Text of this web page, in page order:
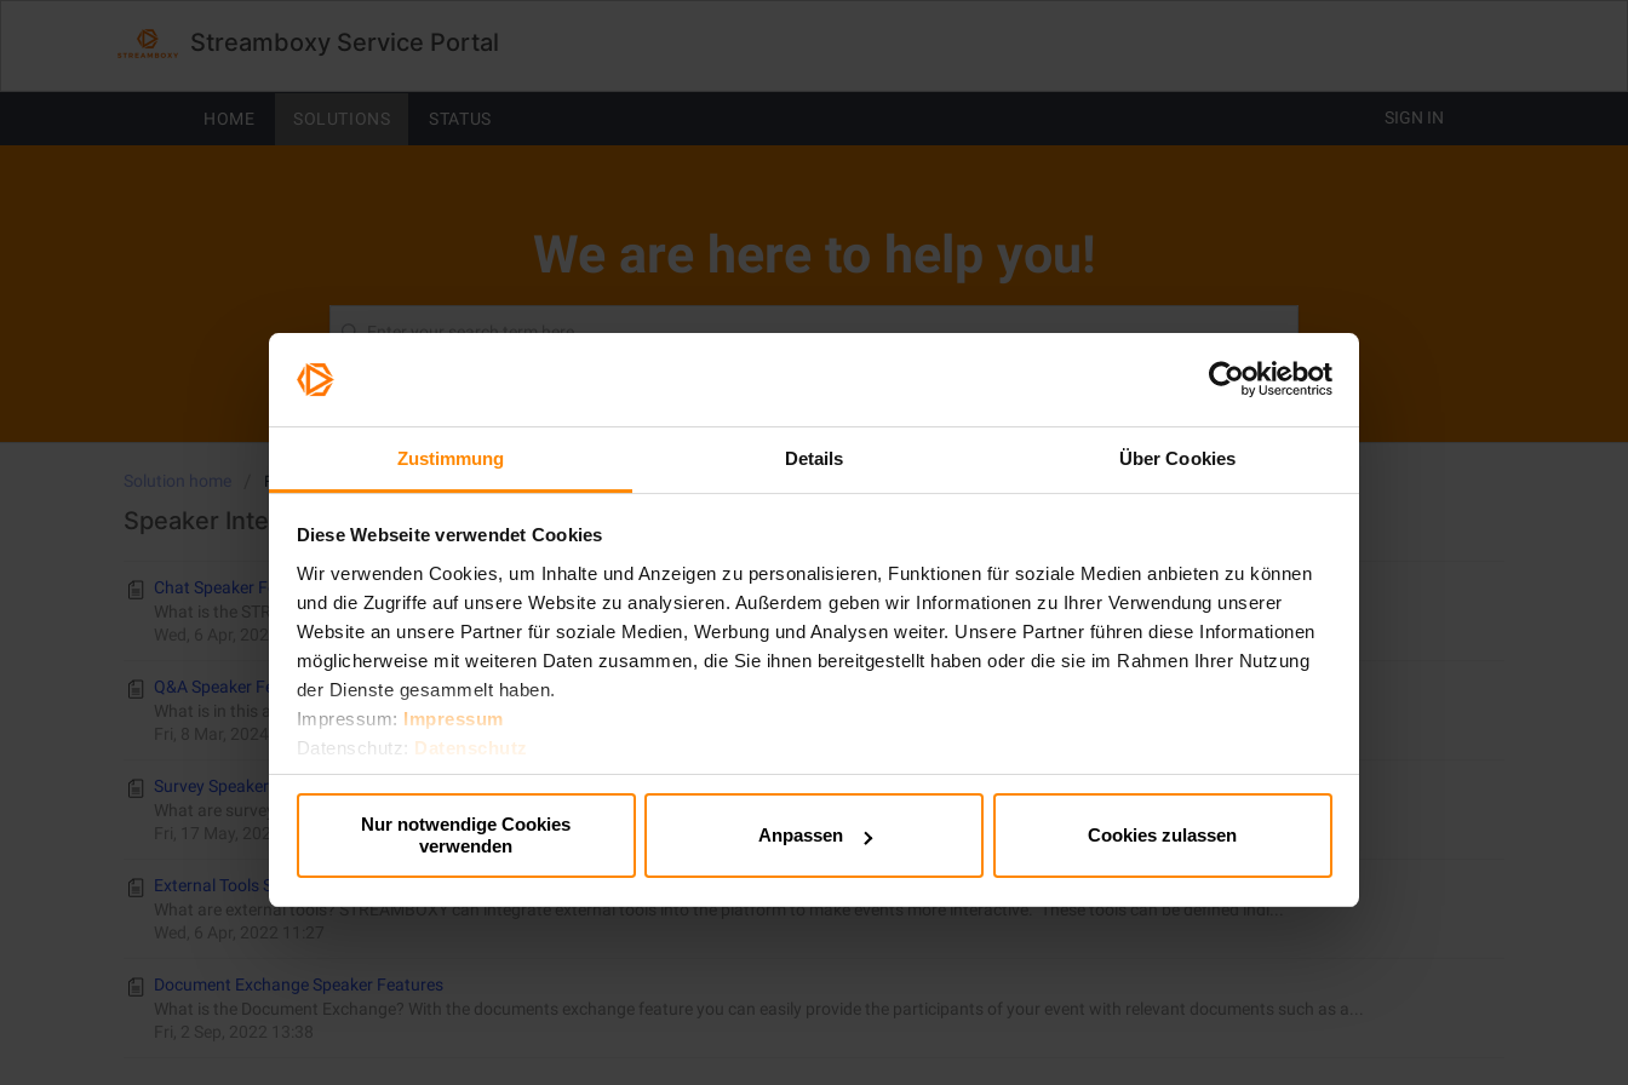
Zustimmung Details Über Cookies
Diese Webseite verwendet Cookies
Wir verwenden Cookies, um Inhalte und Anzeigen zu personalisieren, Funktionen für soziale Medien anbieten zu können
und die Zugriffe auf unsere Website zu analysieren. Außerdem geben wir Informationen zu Ihrer Verwendung unserer
Website an unsere Partner für soziale Medien, Werbung und Analysen weiter. Unsere Partner führen diese Informationen
möglicherweise mit weiteren Daten zusammen, die Sie ihnen bereitgestellt haben oder die sie im Rahmen Ihrer Nutzung
der Dienste gesammelt haben.
Impressum: Impressum
Datenschutz: Datenschutz
Nur notwendige Cookies
verwenden
Anpassen Cookies zulassen
Streamboxy Service Portal
HOME SOLUTIONS STATUS SIGN IN
We are here to help you!
Solution home For Speaker & Stream Operators
Speaker Interaction Features
Chat Speaker Features
What is the STREAMBOXY Chat? Using the Chat feature you are able to communicate with other participants during a Session using text messages. As Spe...
Wed, 6 Apr, 2022 11:26
Q&A Speaker Features
What is in this article? This article describes STREAMBOXY's Q&A feature and what speakers can do in relation to Q&A. The following cont...
Survey Speaker Features
What are surveys? With the help of surveys, speakers can poll the participants live during the session or take votes. Speaker Features ...
External Tools Speaker Features
What are external tools? STREAMBOXY can integrate external tools into the platform to make events more interactive. These tools can be defined indi...
Document Exchange Speaker Features
What is the Document Exchange? With the documents exchange feature you can easily provide the participants of your event with relevant documents such as a...